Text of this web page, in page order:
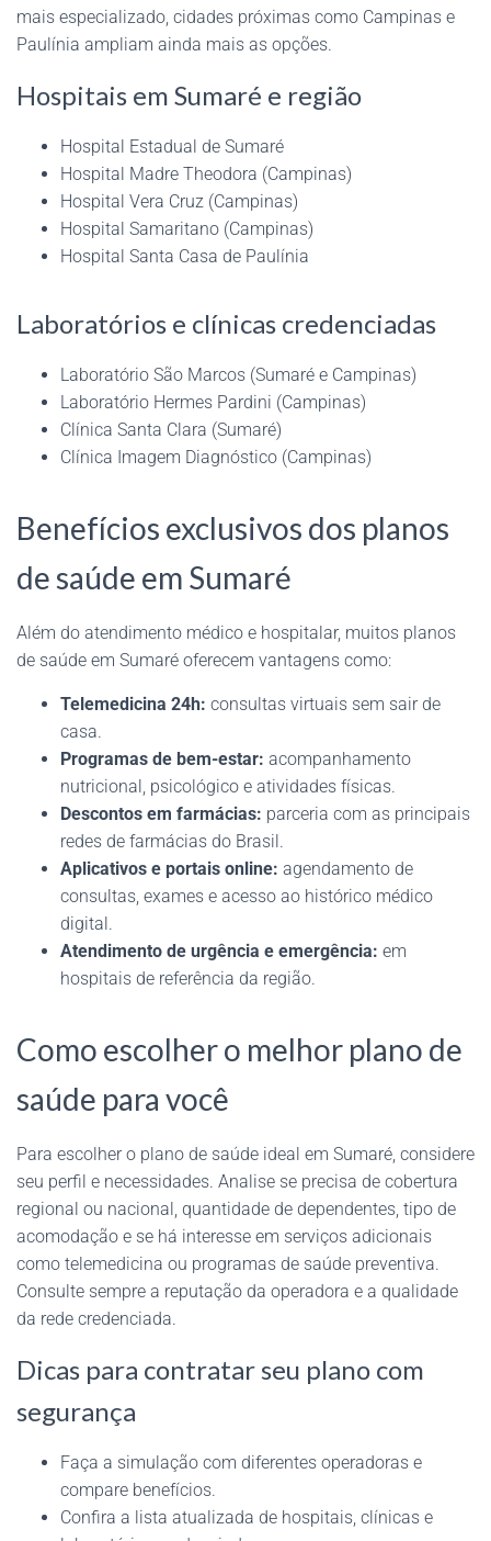
mais especializado, cidades próximas como Campinas e
Paulínia ampliam ainda mais as opções.
Hospitais em Sumaré e região
Hospital Estadual de Sumaré
Hospital Madre Theodora (Campinas)
Hospital Vera Cruz (Campinas)
Hospital Samaritano (Campinas)
Hospital Santa Casa de Paulínia
Laboratórios e clínicas credenciadas
Laboratório São Marcos (Sumaré e Campinas)
Laboratório Hermes Pardini (Campinas)
Clínica Santa Clara (Sumaré)
Clínica Imagem Diagnóstico (Campinas)
Benefícios exclusivos dos planos
de saúde em Sumaré
Além do atendimento médico e hospitalar, muitos planos
de saúde em Sumaré oferecem vantagens como:
Telemedicina 24h: consultas virtuais sem sair de
casa.
Programas de bem-estar: acompanhamento
nutricional, psicológico e atividades físicas.
Descontos em farmácias: parceria com as principais
redes de farmácias do Brasil.
Aplicativos e portais online: agendamento de
consultas, exames e acesso ao histórico médico
digital.
Atendimento de urgência e emergência: em
hospitais de referência da região.
Como escolher o melhor plano de
saúde para você
Para escolher o plano de saúde ideal em Sumaré, considere
seu perfil e necessidades. Analise se precisa de cobertura
regional ou nacional, quantidade de dependentes, tipo de
acomodação e se há interesse em serviços adicionais
como telemedicina ou programas de saúde preventiva.
Consulte sempre a reputação da operadora e a qualidade
da rede credenciada.
Dicas para contratar seu plano com
segurança
Faça a simulação com diferentes operadoras e
compare benefícios.
Confira a lista atualizada de hospitais, clínicas e